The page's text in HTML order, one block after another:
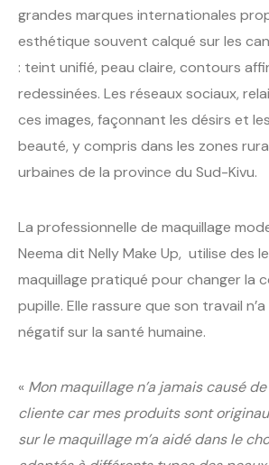
grandes marques internationales
esthétique souvent calqué sur les
: teint unifié, peau claire, contours
redessinées. Les réseaux sociaux,
ces images, façonnant les désirs et
beauté, y compris dans les zones
urbaines de la province du Sud-Kivu.
La professionnelle de maquillage
Neema dit Nelly Make Up, utilise des
maquillage pratiqué pour changer la
pupille. Elle rassure que son travail
négatif sur la santé humaine.
« Mon maquillage n’a jamais causé
cliente car mes produits sont
sur le maquillage m’a aidé dans le